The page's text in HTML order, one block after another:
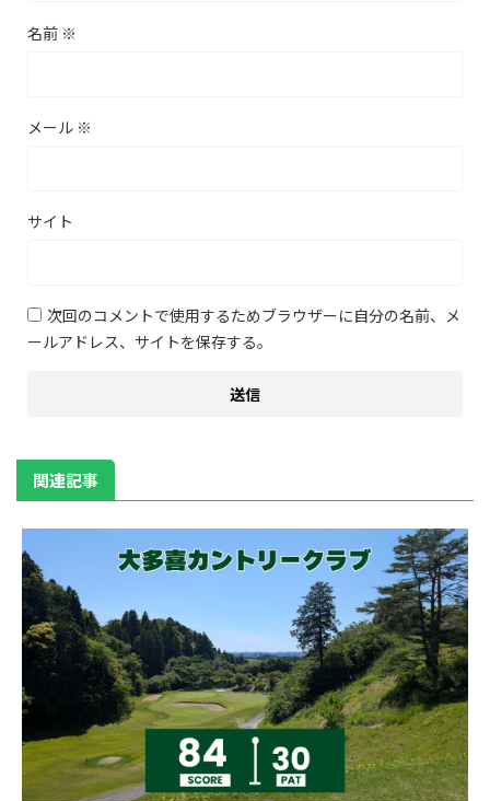
名前 ※
メール ※
サイト
次回のコメントで使用するためブラウザーに自分の名前、メ
ールアドレス、サイトを保存する。
関連記事